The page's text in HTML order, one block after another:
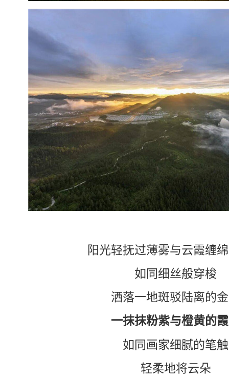
阳光轻抚过薄雾与云霞缠
如同细丝般穿梭
洒落一地斑驳陆离的
一抹抹粉紫与橙黄的
如同画家细腻的笔触
轻柔地将云朵